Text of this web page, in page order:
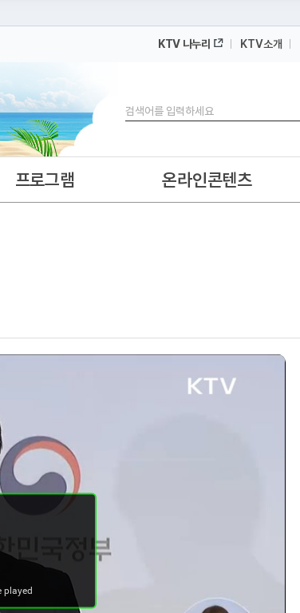
인해 보세요
KTV 나누리 KTV소개
검색
프로그램 온라인콘텐츠